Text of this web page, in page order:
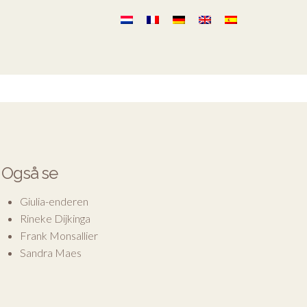
Også se
Giulia-enderen
Rineke Dijkinga
Frank Monsallier
Sandra Maes